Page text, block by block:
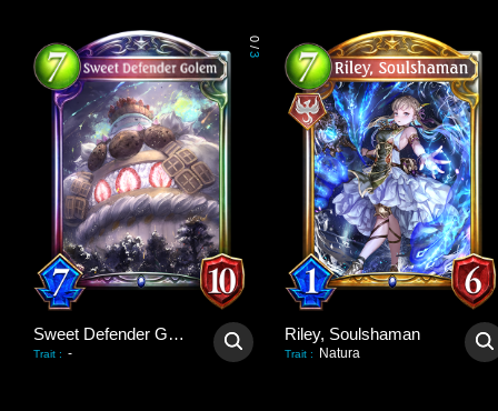
0
/
3
Sweet Defender Golem
Trait : -
Riley, Soulshaman
Trait : Natura